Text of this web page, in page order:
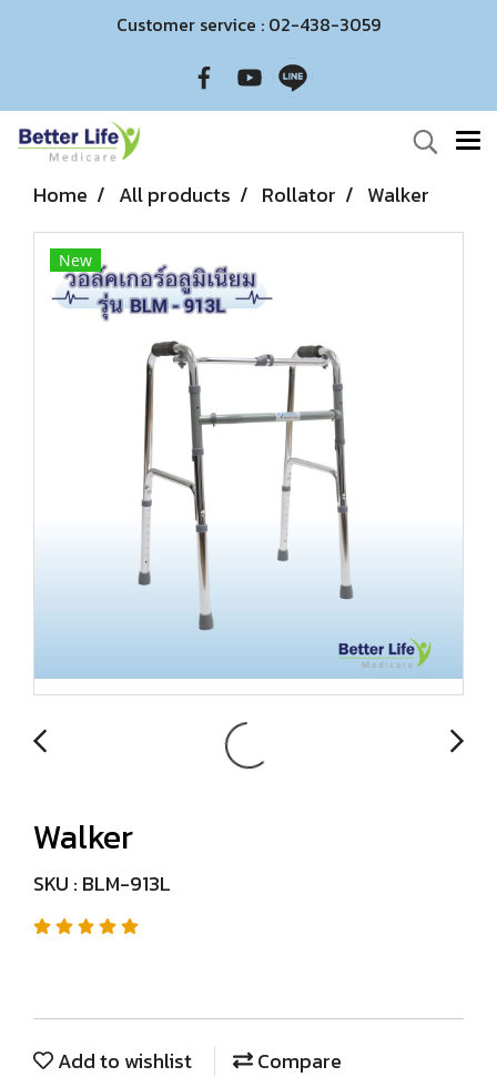
Customer service : 02-438-3059
Home All products Rollator Walker
New
Walker
SKU : BLM-913L
Add to wishlist
Compare